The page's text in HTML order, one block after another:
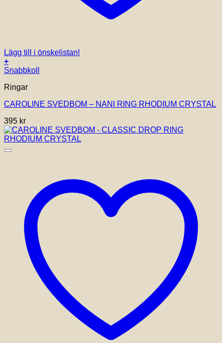
Lägg till i önskelistan!
+
Snabbkoll
Ringar
CAROLINE SVEDBOM – NANI RING RHODIUM CRYSTAL
395 kr